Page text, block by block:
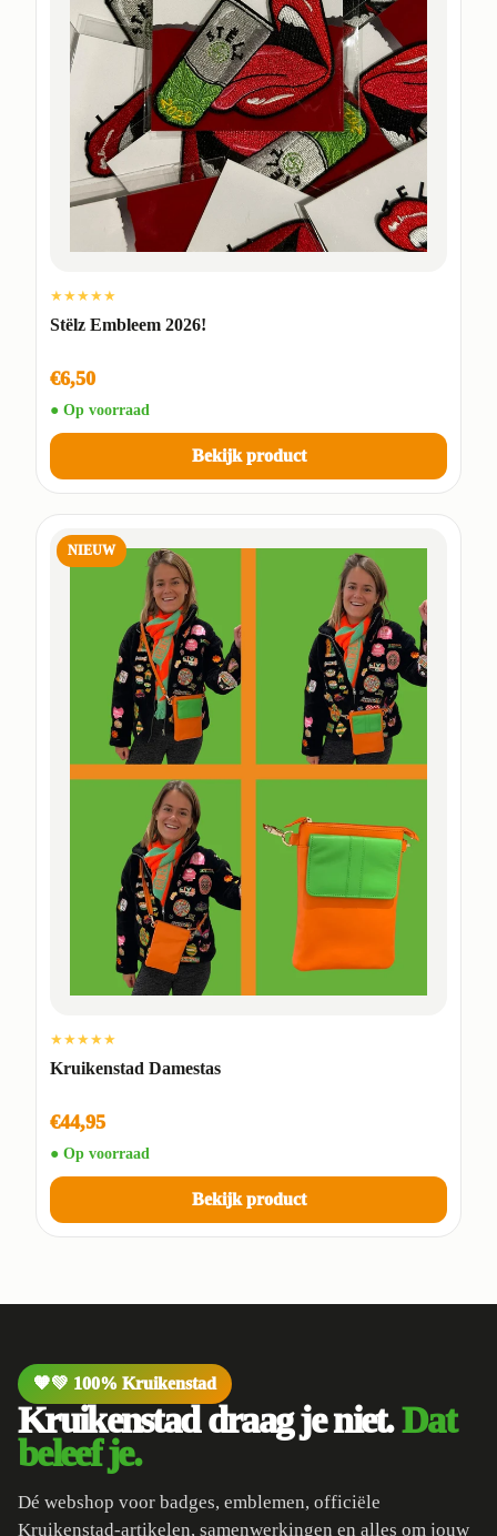
★★★★★
Stëlz Embleem 2026!
€6,50
● Op voorraad
Bekijk product
NIEUW
★★★★★
Kruikenstad Damestas
€44,95
● Op voorraad
Bekijk product
🧡💚 100% Kruikenstad
Kruikenstad draag je niet.Dat
beleef je.
Dé webshop voor badges, emblemen, officiële
Kruikenstad-artikelen, samenwerkingen en alles om jouw